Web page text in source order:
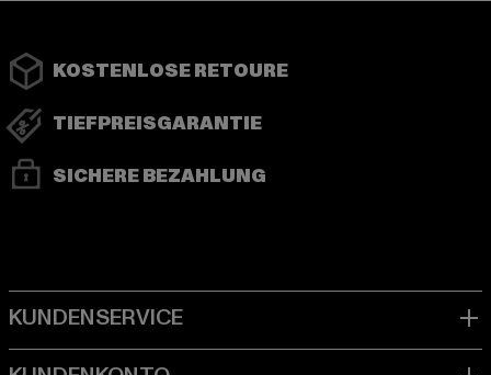
KOSTENLOSE RETOURE
TIEFPREISGARANTIE
SICHERE BEZAHLUNG